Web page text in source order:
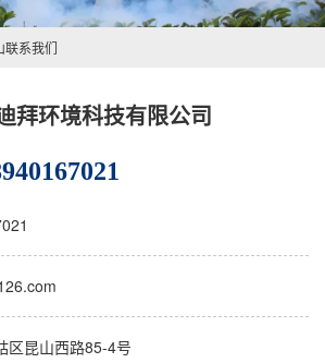
联系我们
拜环境科技有限公司
区昆山西路85-4号